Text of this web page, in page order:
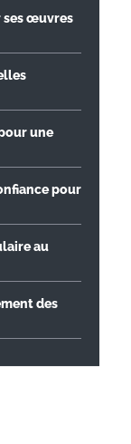
ses œuvres
une
pour
au
des